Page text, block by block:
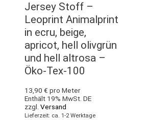
Jersey Stoff –
Leoprint Animalprint
in ecru, beige,
apricot, hell olivgrün
und hell altrosa –
Öko-Tex-100
13,90 € pro Meter
Enthält 19% MwSt. DE
zzgl. Versand
Lieferzeit: ca. 1-2 Werktage